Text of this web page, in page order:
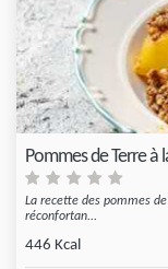
Pommes de Terre à
La recette des pommes
réconfortan...
446 Kcal